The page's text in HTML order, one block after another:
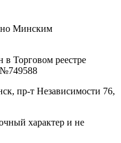
Минским
в Торговом реестре
№749588
пр-т Независимости 76,
характер и не